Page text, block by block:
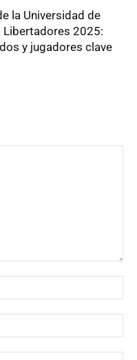
la Universidad de
Libertadores 2025:
y jugadores clave